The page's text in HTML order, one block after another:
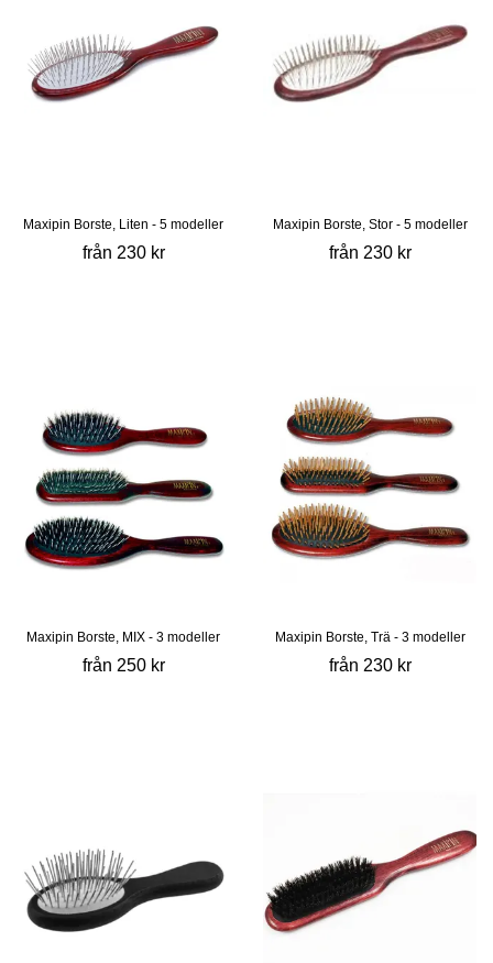
Maxipin Borste, Liten - 5 modeller
från 230 kr
Maxipin Borste, Stor - 5 modeller
från 230 kr
Maxipin Borste, MIX - 3 modeller
från 250 kr
Maxipin Borste, Trä - 3 modeller
från 230 kr